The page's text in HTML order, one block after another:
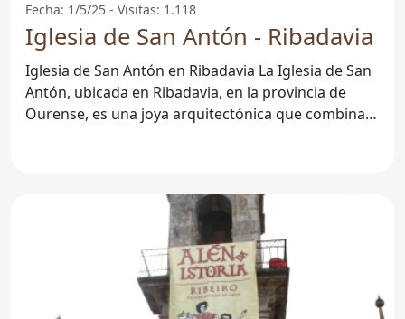
Fecha: 1/5/25 - Visitas: 1.118
Iglesia de San Antón - Ribadavia
Iglesia de San Antón en Ribadavia La Iglesia de San
Antón, ubicada en Ribadavia, en la provincia de
Ourense, es una joya arquitectónica que combina